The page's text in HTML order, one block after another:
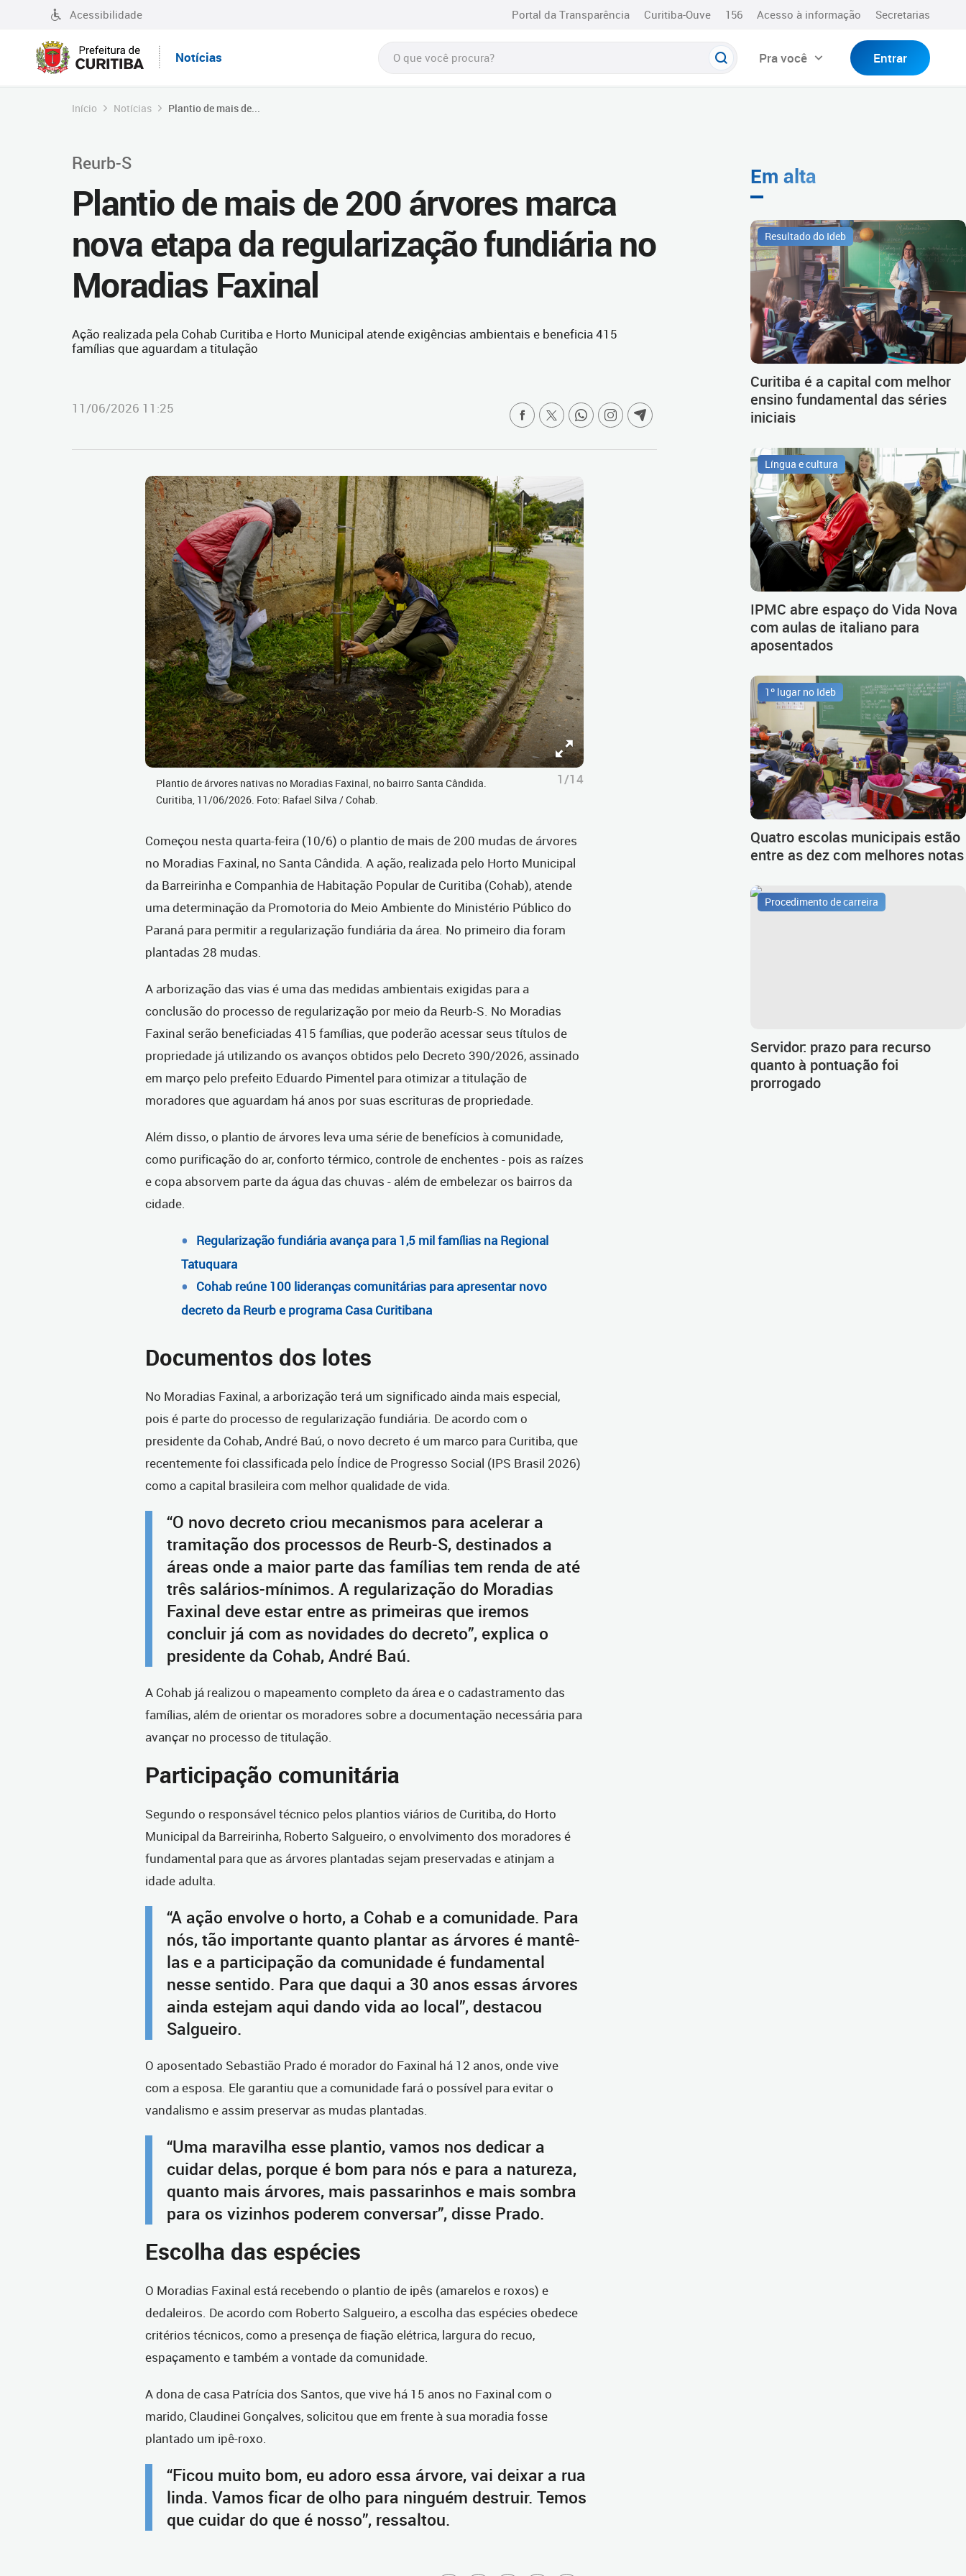
Acessibilidade Portal da Transparência Curitiba-Ouve 156 Acesso à informação Secretarias
Notícias Pra você Entrar
Início Notícias Plantio de mais de...
Reurb-S
Plantio de mais de 200 árvores marca
nova etapa da regularização fundiária no
Moradias Faxinal
Ação realizada pela Cohab Curitiba e Horto Municipal atende exigências ambientais e beneficia 415
famílias que aguardam a titulação
11/06/2026 11:25
Plantio de árvores nativas no Moradias Faxinal, no bairro Santa Cândida.
Curitiba, 11/06/2026. Foto: Rafael Silva / Cohab.
1/14
Começou nesta quarta-feira (10/6) o plantio de mais de 200 mudas de árvores
no Moradias Faxinal, no Santa Cândida. A ação, realizada pelo Horto Municipal
da Barreirinha e Companhia de Habitação Popular de Curitiba (Cohab), atende
uma determinação da Promotoria do Meio Ambiente do Ministério Público do
Paraná para permitir a regularização fundiária da área. No primeiro dia foram
plantadas 28 mudas.
A arborização das vias é uma das medidas ambientais exigidas para a
conclusão do processo de regularização por meio da Reurb-S. No Moradias
Faxinal serão beneficiadas 415 famílias, que poderão acessar seus títulos de
propriedade já utilizando os avanços obtidos pelo Decreto 390/2026, assinado
em março pelo prefeito Eduardo Pimentel para otimizar a titulação de
moradores que aguardam há anos por suas escrituras de propriedade.
Além disso, o plantio de árvores leva uma série de benefícios à comunidade,
como purificação do ar, conforto térmico, controle de enchentes - pois as raízes
e copa absorvem parte da água das chuvas - além de embelezar os bairros da
cidade.
Regularização fundiária avança para 1,5 mil famílias na Regional
Tatuquara
Cohab reúne 100 lideranças comunitárias para apresentar novo
decreto da Reurb e programa Casa Curitibana
Documentos dos lotes
No Moradias Faxinal, a arborização terá um significado ainda mais especial,
pois é parte do processo de regularização fundiária. De acordo com o
presidente da Cohab, André Baú, o novo decreto é um marco para Curitiba, que
recentemente foi classificada pelo Índice de Progresso Social (IPS Brasil 2026)
como a capital brasileira com melhor qualidade de vida.
“O novo decreto criou mecanismos para acelerar a
tramitação dos processos de Reurb-S, destinados a
áreas onde a maior parte das famílias tem renda de até
três salários-mínimos. A regularização do Moradias
Faxinal deve estar entre as primeiras que iremos
concluir já com as novidades do decreto”, explica o
presidente da Cohab, André Baú.
A Cohab já realizou o mapeamento completo da área e o cadastramento das
famílias, além de orientar os moradores sobre a documentação necessária para
avançar no processo de titulação.
Participação comunitária
Segundo o responsável técnico pelos plantios viários de Curitiba, do Horto
Municipal da Barreirinha, Roberto Salgueiro, o envolvimento dos moradores é
fundamental para que as árvores plantadas sejam preservadas e atinjam a
idade adulta.
“A ação envolve o horto, a Cohab e a comunidade. Para
nós, tão importante quanto plantar as árvores é mantê-
las e a participação da comunidade é fundamental
nesse sentido. Para que daqui a 30 anos essas árvores
ainda estejam aqui dando vida ao local”, destacou
Salgueiro.
O aposentado Sebastião Prado é morador do Faxinal há 12 anos, onde vive
com a esposa. Ele garantiu que a comunidade fará o possível para evitar o
vandalismo e assim preservar as mudas plantadas.
“Uma maravilha esse plantio, vamos nos dedicar a
cuidar delas, porque é bom para nós e para a natureza,
quanto mais árvores, mais passarinhos e mais sombra
para os vizinhos poderem conversar”, disse Prado.
Escolha das espécies
O Moradias Faxinal está recebendo o plantio de ipês (amarelos e roxos) e
dedaleiros. De acordo com Roberto Salgueiro, a escolha das espécies obedece
critérios técnicos, como a presença de fiação elétrica, largura do recuo,
espaçamento e também a vontade da comunidade.
A dona de casa Patrícia dos Santos, que vive há 15 anos no Faxinal com o
marido, Claudinei Gonçalves, solicitou que em frente à sua moradia fosse
plantado um ipê-roxo.
“Ficou muito bom, eu adoro essa árvore, vai deixar a rua
linda. Vamos ficar de olho para ninguém destruir. Temos
que cuidar do que é nosso”, ressaltou.
Em alta
Resultado do Ideb
Curitiba é a capital com melhor
ensino fundamental das séries
iniciais
Língua e cultura
IPMC abre espaço do Vida Nova
com aulas de italiano para
aposentados
1º lugar no Ideb
Quatro escolas municipais estão
entre as dez com melhores notas
Procedimento de carreira
Servidor: prazo para recurso
quanto à pontuação foi
prorrogado